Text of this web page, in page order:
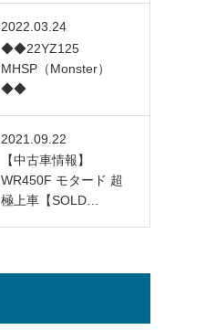
2022.03.24
◆◆22YZ125
MHSP（Monster）
◆◆
2021.09.22
【中古車情報】
WR450F モタード 超
極上車【SOLD…